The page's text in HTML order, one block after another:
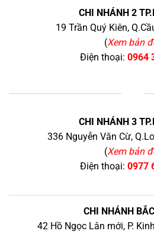
CHI NHÁNH 2
19 Trần Quý Kiên,
(Xem bản
Điện thoại: 0964
CHI NHÁNH 3
336 Nguyễn Văn Cừ,
(Xem bản
Điện thoại: 0977
CHI NHÁNH
42 Hồ Ngọc Lân mới, P.